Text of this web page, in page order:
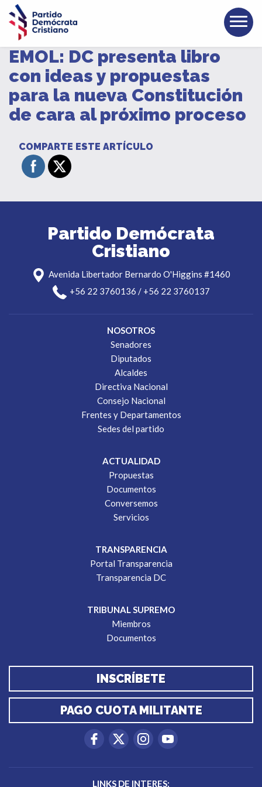
EMOL: DC presenta libro
con ideas y propuestas
para la nueva Constitución
de cara al próximo proceso
COMPARTE ESTE ARTÍCULO
Partido Demócrata
Cristiano
Avenida Libertador Bernardo O'Higgins #1460
+56 22 3760136 / +56 22 3760137
NOSOTROS
Senadores
Diputados
Alcaldes
Directiva Nacional
Consejo Nacional
Frentes y Departamentos
Sedes del partido
ACTUALIDAD
Propuestas
Documentos
Conversemos
Servicios
TRANSPARENCIA
Portal Transparencia
Transparencia DC
TRIBUNAL SUPREMO
Miembros
Documentos
INSCRÍBETE
PAGO CUOTA MILITANTE
LINKS DE INTERES: